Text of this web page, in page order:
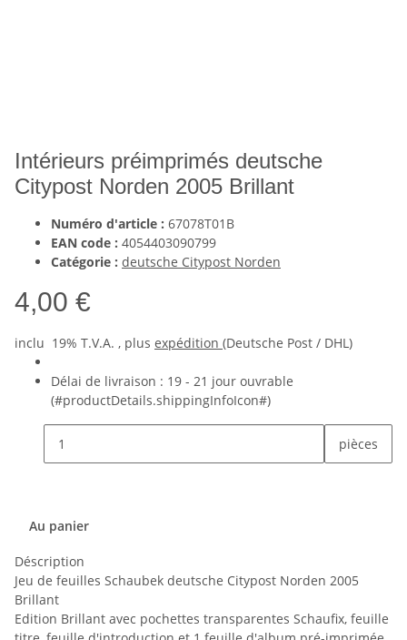
Intérieurs préimprimés deutsche
Citypost Norden 2005 Brillant
Numéro d'article : 67078T01B
EAN code : 4054403090799
Catégorie : deutsche Citypost Norden
4,00 €
inclu 19% T.V.A. , plus expédition (Deutsche Post / DHL)
Délai de livraison : 19 - 21 jour ouvrable
(#productDetails.shippingInfoIcon#)
pièces
Au panier
Déscription
Jeu de feuilles Schaubek deutsche Citypost Norden 2005
Brillant
Edition Brillant avec pochettes transparentes Schaufix, feuille